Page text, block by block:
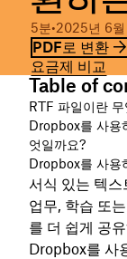
5분•2025년 6월
PDF로 변환
요금제 비교
Table of
RTF 파일이란
Dropbox를 사용
엇일까요?
Dropbox를 사용
서식 있는 텍스
업무, 학습 또
를 더 쉽게 공
Dropbox를 사